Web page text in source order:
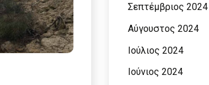
Σεπτέμβριος 2024
Αύγουστος 2024
Ιούλιος 2024
Ιούνιος 2024